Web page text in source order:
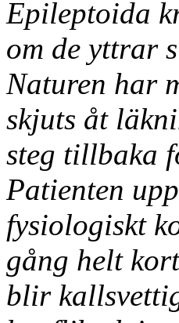
Epileptoida
om de yttrar
Naturen har
skjuts åt
steg tillbaka
Patienten
fysiologiskt
gång helt
blir